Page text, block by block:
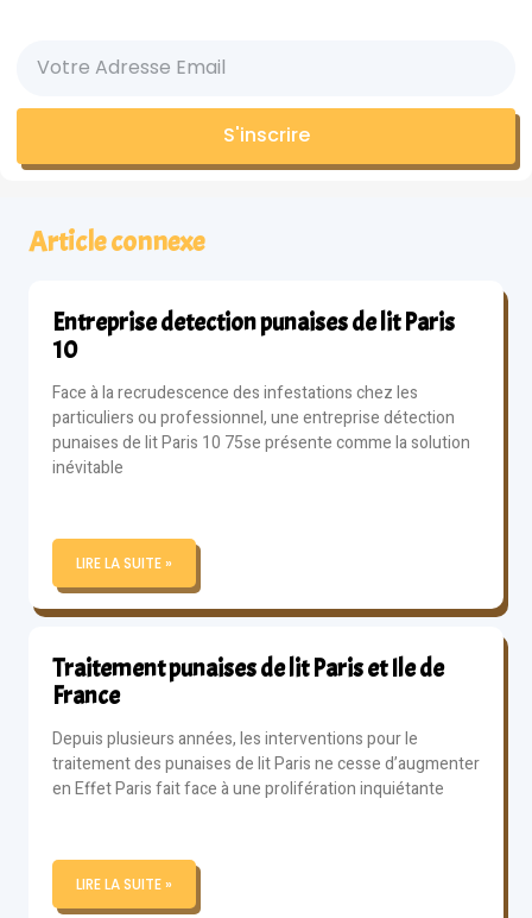
S'inscrire
Article connexe
Entreprise detection punaises de lit Paris
10
Face à la recrudescence des infestations chez les
particuliers ou professionnel, une entreprise détection
punaises de lit Paris 10 75se présente comme la solution
inévitable
LIRE LA SUITE »
Traitement punaises de lit Paris et Ile de
France
Depuis plusieurs années, les interventions pour le
traitement des punaises de lit Paris ne cesse d’augmenter
en Effet Paris fait face à une prolifération inquiétante
LIRE LA SUITE »